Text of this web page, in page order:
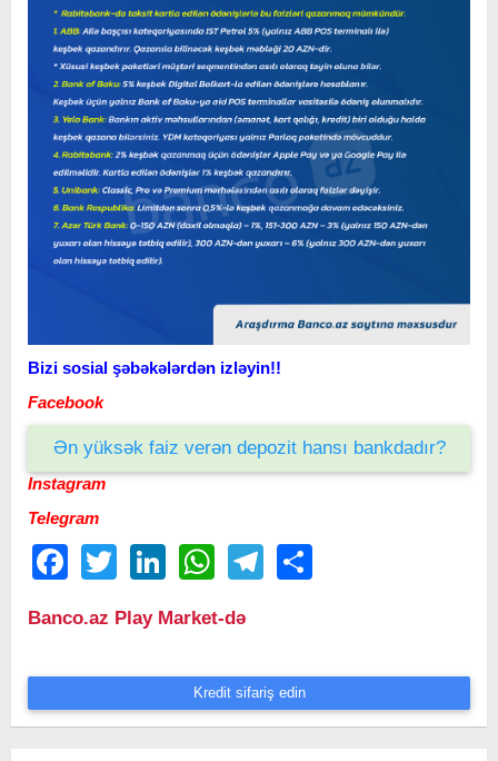
Bizi sosial şəbəkələrdən izləyin!!
Facebook
Ən yüksək faiz verən depozit hansı bankdadır?
Instagram
Telegram
FacebookTwitter LinkedIn WhatsAppTelegram
Banco.az Play Market-də
Kredit sifariş edin